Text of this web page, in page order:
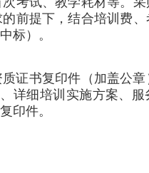
前提下，结合培训费、
标）。
证书复印件（加盖公
详细培训实施方案、服
印件。